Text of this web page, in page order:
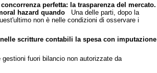
perfetta: la trasparenza del mercato.
hazard quandoUna delle parti, dopo la
non è nelle condizioni di osservare i
scritture contabili la spesa con imputazione
fuori bilancio non autorizzate da